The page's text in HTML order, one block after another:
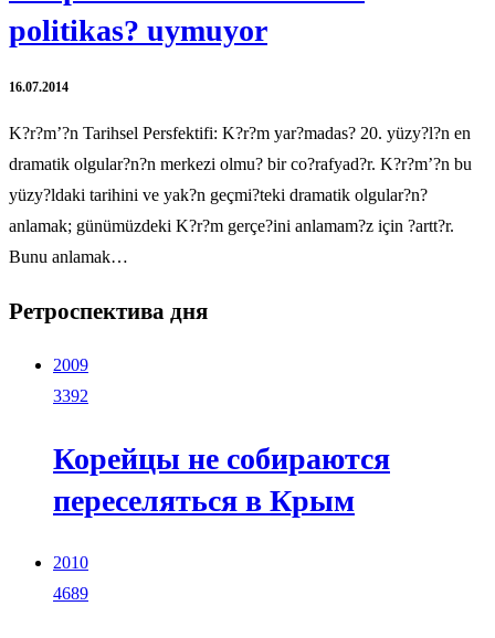
politikas? uymuyor
16.07.2014
K?r?m’?n Tarihsel Persfektifi: K?r?m yar?madas? 20. yüzy?l?n en
dramatik olgular?n?n merkezi olmu? bir co?rafyad?r. K?r?m’?n bu
yüzy?ldaki tarihini ve yak?n geçmi?teki dramatik olgular?n?
anlamak; günümüzdeki K?r?m gerçe?ini anlamam?z için ?artt?r.
Bunu anlamak…
Ретроспектива дня
2009
3392
Корейцы не собираются
переселяться в Крым
2010
4689